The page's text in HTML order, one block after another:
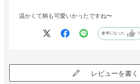
温かくて柄も可愛いかったですね〜
参考になった 0
レビューを書く